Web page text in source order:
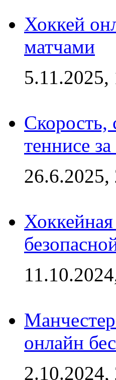
Хоккей
матчами
5.11.2025,
Скорость,
теннисе
26.6.2025,
онлайн
2.10.2024,